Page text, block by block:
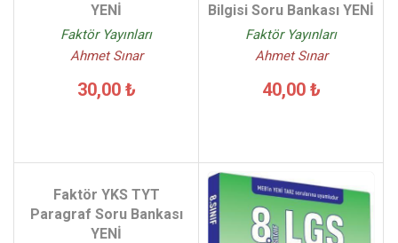
YENİ
Faktör Yayınları
Ahmet Sınar
30,00 ₺
Bilgisi Soru Bankası YENİ
Faktör Yayınları
Ahmet Sınar
40,00 ₺
Faktör YKS TYT
Paragraf Soru Bankası
YENİ